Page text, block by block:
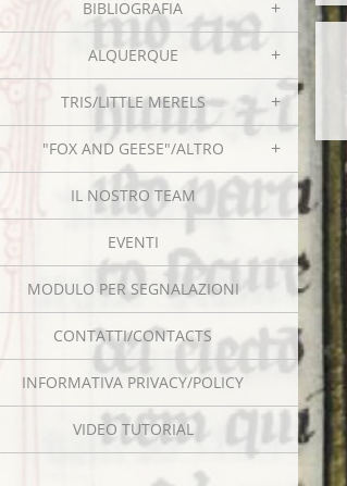
BIBLIOGRAFIA
ALQUERQUE
TRIS/LITTLE MERELS
"FOX AND GEESE"/ALTRO
IL NOSTRO TEAM
EVENTI
MODULO PER SEGNALAZIONI
CONTATTI/CONTACTS
INFORMATIVA PRIVACY/POLICY
VIDEO TUTORIAL